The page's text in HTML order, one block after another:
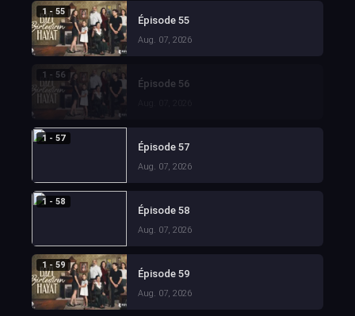
1 - 55
Épisode 55
Aug. 07, 2026
1 - 56
Épisode 56
1 - 57
Épisode 57
Aug. 07, 2026
1 - 58
Épisode 58
Aug. 07, 2026
1 - 59
Épisode 59
Aug. 07, 2026